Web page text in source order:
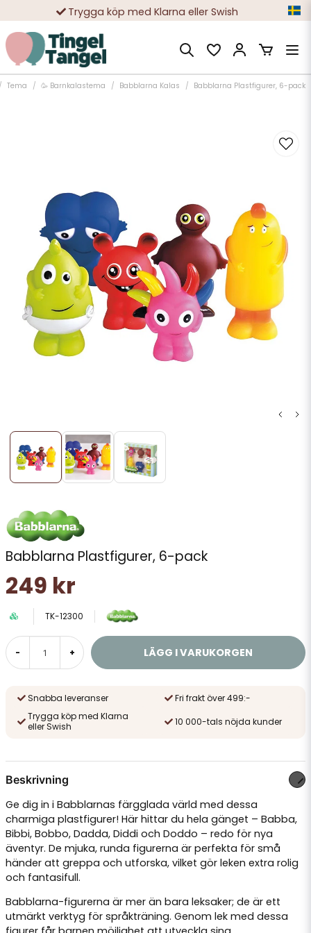
Trygga köp med Klarna eller Swish
10 000-tals nöjda kunder
Tema 🥳 Barnkalastema Babblarna Kalas Babblarna Plastfigurer, 6-pack
Babblarna Plastfigurer, 6-pack
249 kr
TK-12300
- + LÄGG I VARUKORGEN
Snabba leveranser
Fri frakt över 499:-
Trygga köp med Klarna
eller Swish
10 000-tals nöjda kunder
Beskrivning
Ge dig in i Babblarnas färgglada värld med dessa
charmiga plastfigurer! Här hittar du hela gänget – Babba,
Bibbi, Bobbo, Dadda, Diddi och Doddo – redo för nya
äventyr. De mjuka, runda figurerna är perfekta för små
händer att greppa och utforska, vilket gör leken extra rolig
och fantasifull.
Babblarna-figurerna är mer än bara leksaker; de är ett
utmärkt verktyg för språkträning. Genom lek med dessa